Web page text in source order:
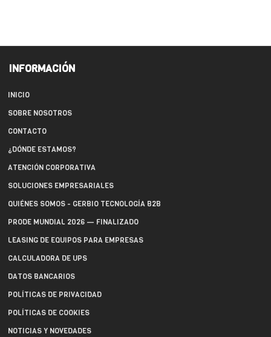
INFORMACIÓN
INICIO
SOBRE NOSOTROS
CONTACTO
¿DÓNDE ESTAMOS?
ATENCIÓN CORPORATIVA
SOLUCIONES EMPRESARIALES
QUIÉNES SOMOS - GERBIO TECNOLOGÍA B2B
PRODE MUNDIAL 2026 — FINALIZADO
LEASING DE EQUIPOS PARA EMPRESAS
CALCULADORA DE UPS
DATOS BANCARIOS
POLÍTICAS DE PRIVACIDAD
POLÍTICAS DE COOKIES
NOTICIAS Y NOVEDADES